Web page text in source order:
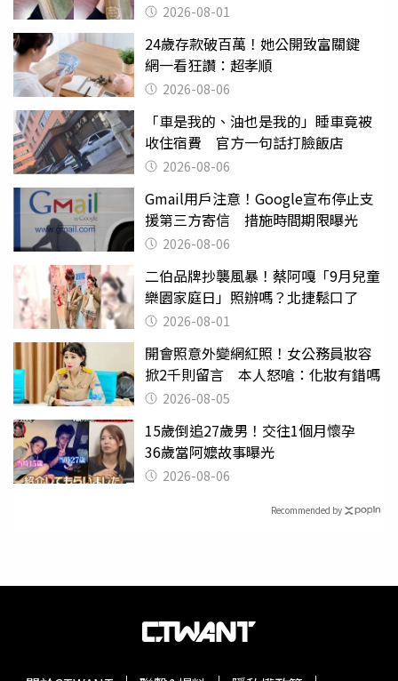
2026-08-01
24歲存款破百萬！她公開致富關鍵
網一看狂讚：超孝順
2026-08-06
「車是我的、油也是我的」睡車竟被
收住宿費 官方一句話打臉飯店
2026-08-06
Gmail用戶注意！Google宣布停止支
援第三方寄信 措施時間期限曝光
2026-08-06
二伯品牌抄襲風暴！蔡阿嘎「9月兒童
樂園家庭日」照辦嗎？北捷鬆口了
2026-08-01
開會照意外變網紅照！女公務員妝容
掀2千則留言 本人怒嗆：化妝有錯嗎
2026-08-05
15歲倒追27歲男！交往1個月懷孕
36歲當阿嬤故事曝光
2026-08-06
Recommended by